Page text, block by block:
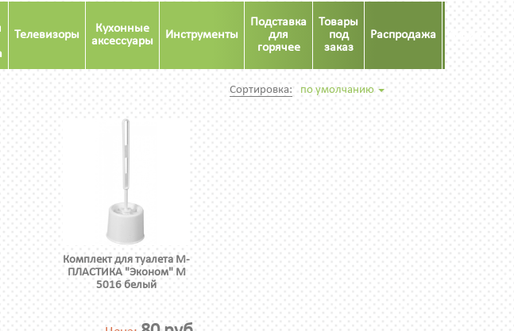
Телевизоры
Кухонные
аксессуары
Инструменты
Подставка
для
горячее
Товары
под
заказ
Распродажа
Сортировка: по умолчанию
Комплект для туалета М-
ПЛАСТИКА "Эконом" М
5016 белый